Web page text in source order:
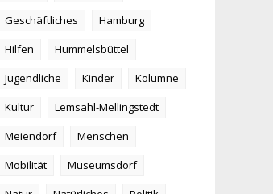
Geschäftliches
Hamburg
Hilfen
Hummelsbüttel
Jugendliche
Kinder
Kolumne
Kultur
Lemsahl-Mellingstedt
Meiendorf
Menschen
Mobilität
Museumsdorf